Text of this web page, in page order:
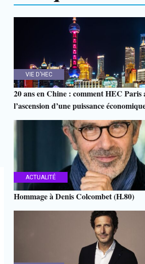
VIE D'HEC
20 ans en Chine : comment HEC Paris
l’ascension d’une puissance
ACTUALITÉ
Hommage à Denis Colcombet (H.80)